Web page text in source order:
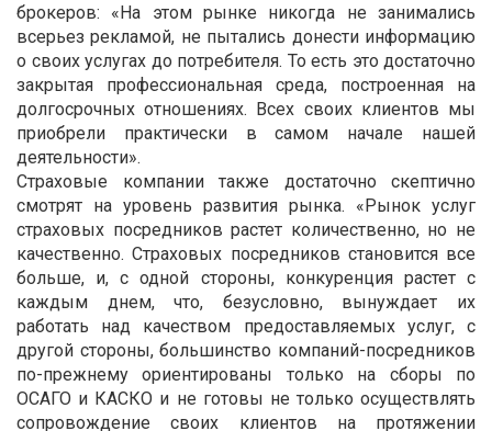
брокеров: «На этом рынке никогда не занимались
всерьез рекламой, не пытались донести информацию
о своих услугах до потребителя. То есть это достаточно
закрытая профессиональная среда, построенная на
долгосрочных отношениях. Всех своих клиентов мы
приобрели практически в самом начале нашей
деятельности».
Страховые компании также достаточно скептично
смотрят на уровень развития рынка. «Рынок услуг
страховых посредников растет количественно, но не
качественно. Страховых посредников становится все
больше, и, с одной стороны, конкуренция растет с
каждым днем, что, безусловно, вынуждает их
работать над качеством предоставляемых услуг, с
другой стороны, большинство компаний-посредников
по-прежнему ориентированы только на сборы по
ОСАГО и КАСКО и не готовы не только осуществлять
сопровождение своих клиентов на протяжении